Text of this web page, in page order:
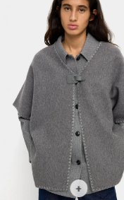
SELECCIONAR TALLE
+